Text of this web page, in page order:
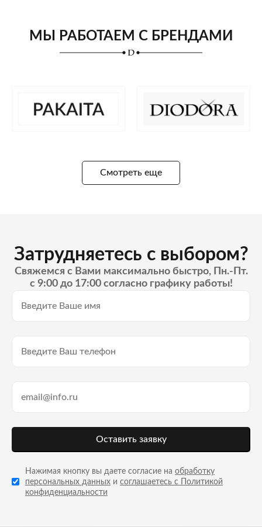
МЫ РАБОТАЕМ С БРЕНДАМИ
Смотреть еще
Затрудняетесь с выбором?
Свяжемся с Вами максимально быстро, Пн.-Пт.
с 9:00 до 17:00 согласно графику работы!
Оставить заявку
Нажимая кнопку вы даете согласие на обработку
персональных данных и соглашаетесь с Политикой
конфиденциальности